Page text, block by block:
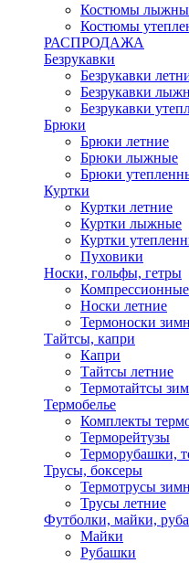
Костюмы
Костюмы
РАСПРОДАЖА
Безрукавки
Безрукавки
Безрукавки
Безрукавки
Брюки
Брюки летние
Брюки лыжные
Брюки
Куртки
Куртки летние
Куртки лыжные
Куртки
Пуховики
Носки, гольфы, гетры
Носки летние
Термоноски
Тайтсы, капри
Капри
Тайтсы летние
Термотайтсы
Термобелье
Комплекты
Терморейтузы
Терморубашки,
Трусы, боксеры
Термотрусы
Трусы летние
Футболки, майки,
Майки
Рубашки